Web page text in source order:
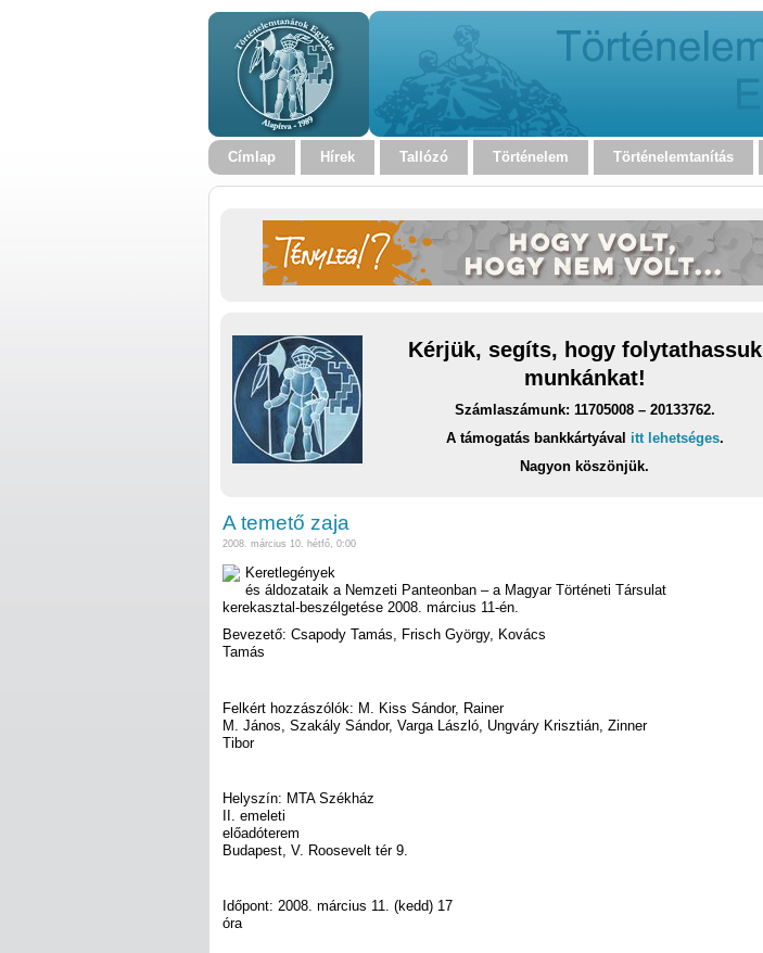
Címlap Hírek Tallózó Történelem Történelemtanítás
Kérjük, segíts, hogy folytathassuk
munkánkat!
Számlaszámunk: 11705008 – 20133762.
A támogatás bankkártyával itt lehetséges.
Nagyon köszönjük.
A temető zaja
2008. március 10. hétfő, 0:00
Keretlegények
és áldozataik a Nemzeti Panteonban – a Magyar Történeti Társulat
kerekasztal-beszélgetése 2008. március 11-én.
Bevezető: Csapody Tamás, Frisch György, Kovács
Tamás
Felkért hozzászólók: M. Kiss Sándor, Rainer
M. János, Szakály Sándor, Varga László, Ungváry Krisztián, Zinner
Tibor
Helyszín: MTA Székház
II. emeleti
előadóterem
Budapest, V. Roosevelt tér 9.
Időpont: 2008. március 11. (kedd) 17
óra